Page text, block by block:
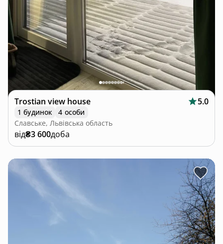
Trostian view house 5.0
1 будинок
4 особи
Славське, Львівська область
від₴3 600доба